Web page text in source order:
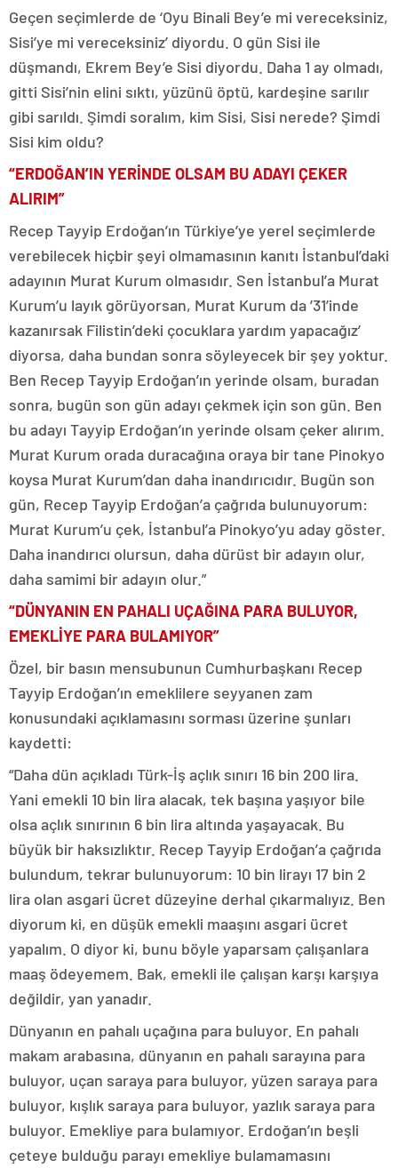
Geçen seçimlerde de ‘Oyu Binali Bey’e mi vereceksiniz,
Sisi’ye mi vereceksiniz’ diyordu. O gün Sisi ile
düşmandı, Ekrem Bey’e Sisi diyordu. Daha 1 ay olmadı,
gitti Sisi’nin elini sıktı, yüzünü öptü, kardeşine sarılır
gibi sarıldı. Şimdi soralım, kim Sisi, Sisi nerede? Şimdi
Sisi kim oldu?
“ERDOĞAN’IN YERİNDE OLSAM BU ADAYI ÇEKER
ALIRIM”
Recep Tayyip Erdoğan’ın Türkiye’ye yerel seçimlerde
verebilecek hiçbir şeyi olmamasının kanıtı İstanbul’daki
adayının Murat Kurum olmasıdır. Sen İstanbul’a Murat
Kurum’u layık görüyorsan, Murat Kurum da ’31’inde
kazanırsak Filistin’deki çocuklara yardım yapacağız’
diyorsa, daha bundan sonra söyleyecek bir şey yoktur.
Ben Recep Tayyip Erdoğan’ın yerinde olsam, buradan
sonra, bugün son gün adayı çekmek için son gün. Ben
bu adayı Tayyip Erdoğan’ın yerinde olsam çeker alırım.
Murat Kurum orada duracağına oraya bir tane Pinokyo
koysa Murat Kurum’dan daha inandırıcıdır. Bugün son
gün, Recep Tayyip Erdoğan’a çağrıda bulunuyorum:
Murat Kurum’u çek, İstanbul’a Pinokyo’yu aday göster.
Daha inandırıcı olursun, daha dürüst bir adayın olur,
daha samimi bir adayın olur.”
“DÜNYANIN EN PAHALI UÇAĞINA PARA BULUYOR,
EMEKLİYE PARA BULAMIYOR”
Özel, bir basın mensubunun Cumhurbaşkanı Recep
Tayyip Erdoğan’ın emeklilere seyyanen zam
konusundaki açıklamasını sorması üzerine şunları
kaydetti:
“Daha dün açıkladı Türk-İş açlık sınırı 16 bin 200 lira.
Yani emekli 10 bin lira alacak, tek başına yaşıyor bile
olsa açlık sınırının 6 bin lira altında yaşayacak. Bu
büyük bir haksızlıktır. Recep Tayyip Erdoğan’a çağrıda
bulundum, tekrar bulunuyorum: 10 bin lirayı 17 bin 2
lira olan asgari ücret düzeyine derhal çıkarmalıyız. Ben
diyorum ki, en düşük emekli maaşını asgari ücret
yapalım. O diyor ki, bunu böyle yaparsam çalışanlara
maaş ödeyemem. Bak, emekli ile çalışan karşı karşıya
değildir, yan yanadır.
Dünyanın en pahalı uçağına para buluyor. En pahalı
makam arabasına, dünyanın en pahalı sarayına para
buluyor, uçan saraya para buluyor, yüzen saraya para
buluyor, kışlık saraya para buluyor, yazlık saraya para
buluyor. Emekliye para bulamıyor. Erdoğan’ın beşli
çeteye bulduğu parayı emekliye bulamamasını